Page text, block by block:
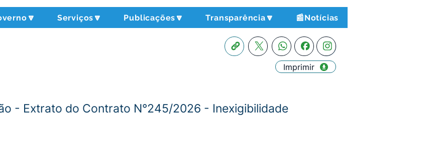
Serviços🔽 Publicações🔽 Transparência🔽 📰Notícias
Imprimir
- Extrato do Contrato N°245/2026 - Inexigibilidade